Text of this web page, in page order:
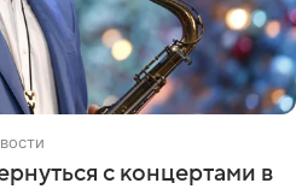
с концертами в